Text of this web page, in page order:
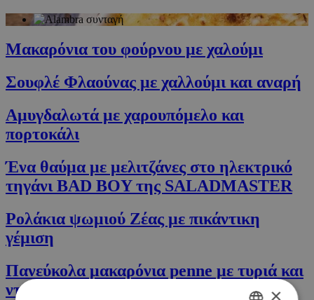
Μακαρόνια του φούρνου με χαλούμι
Σουφλέ Φλαούνας με χαλλούμι και αναρή
Αμυγδαλωτά με χαρουπόμελο και
πορτοκάλι
Ένα θαύμα με μελιτζάνες στο ηλεκτρικό
τηγάνι BAD BOY της SALADMASTER
Ρολάκια ψωμιού Ζέας με πικάντικη
γέμιση
Πανεύκολα μακαρόνια penne με τυριά και
ντομάτα